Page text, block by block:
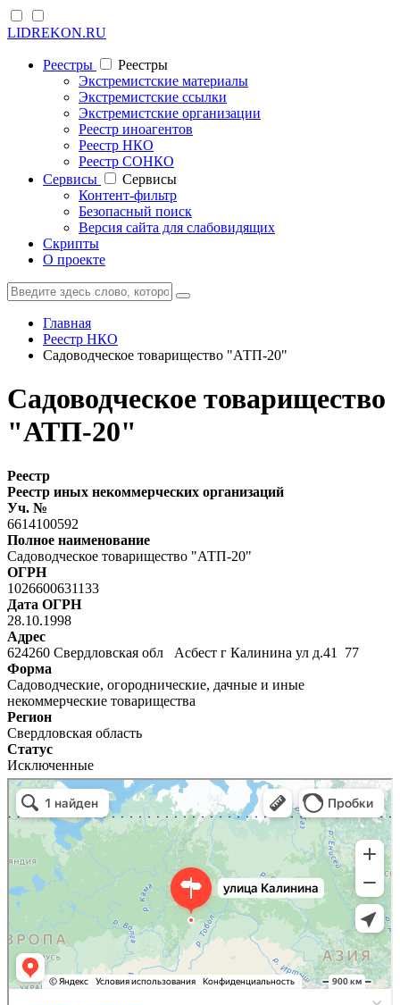
LIDREKON.RU
Реестры
Реестры
Экстремистские материалы
Экстремистские ссылки
Экстремистские организации
Реестр иноагентов
Реестр НКО
Реестр СОНКО
Cервисы
Cервисы
Контент-фильтр
Безопасный поиск
Версия сайта для слабовидящих
Скрипты
О проекте
Главная
Реестр НКО
Садоводческое товарищество "АТП-20"
Садоводческое товарищество
"АТП-20"
Реестр
Реестр иных некоммерческих организаций
Уч. №
6614100592
Полное наименование
Садоводческое товарищество "АТП-20"
ОГРН
1026600631133
Дата ОГРН
28.10.1998
Адрес
624260 Свердловская обл Асбест г Калинина ул д.41 77
Форма
Садоводческие, огороднические, дачные и иные
некоммерческие товарищества
Регион
Свердловская область
Статус
Исключенные